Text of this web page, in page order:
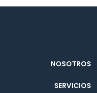
NOSOTROS
SERVICIOS